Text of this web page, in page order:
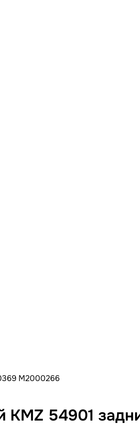
M2000266
54901